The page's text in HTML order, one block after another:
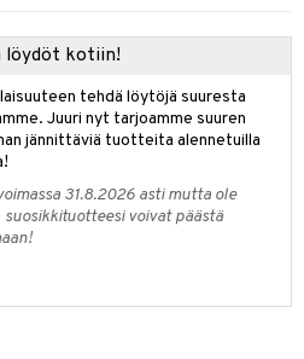
löydöt kotiin!
tehdä löytöjä suuresta
Juuri nyt tarjoamme suuren
jännittäviä tuotteita alennetuilla
31.8.2026 asti mutta ole
suosikkituotteesi voivat päästä